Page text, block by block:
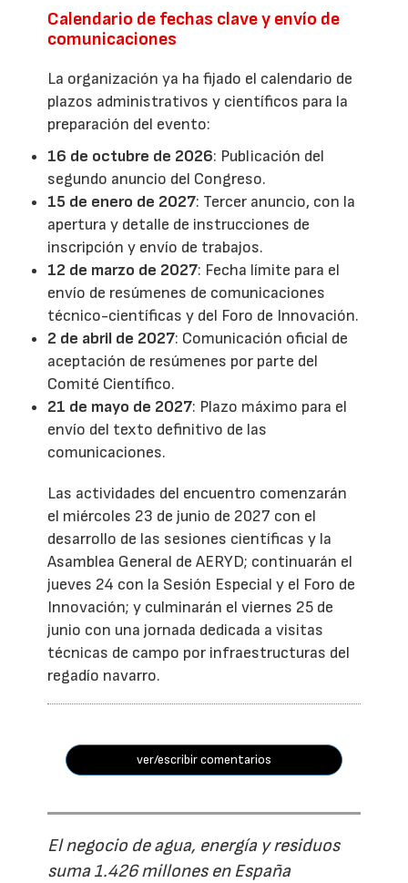
Calendario de fechas clave y envío de
comunicaciones
La organización ya ha fijado el calendario de
plazos administrativos y científicos para la
preparación del evento:
16 de octubre de 2026: Publicación del
segundo anuncio del Congreso.
15 de enero de 2027: Tercer anuncio, con la
apertura y detalle de instrucciones de
inscripción y envío de trabajos.
12 de marzo de 2027: Fecha límite para el
envío de resúmenes de comunicaciones
técnico-científicas y del Foro de Innovación.
2 de abril de 2027: Comunicación oficial de
aceptación de resúmenes por parte del
Comité Científico.
21 de mayo de 2027: Plazo máximo para el
envío del texto definitivo de las
comunicaciones.
Las actividades del encuentro comenzarán
el miércoles 23 de junio de 2027 con el
desarrollo de las sesiones científicas y la
Asamblea General de AERYD; continuarán el
jueves 24 con la Sesión Especial y el Foro de
Innovación; y culminarán el viernes 25 de
junio con una jornada dedicada a visitas
técnicas de campo por infraestructuras del
regadío navarro.
ver/escribir comentarios
El negocio de agua, energía y residuos
suma 1.426 millones en España